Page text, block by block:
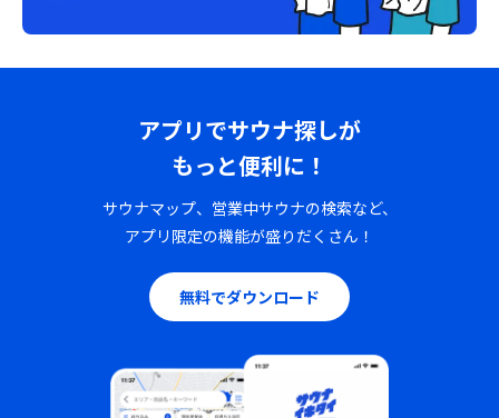
アプリでサウナ探しが
もっと便利に！
サウナマップ、営業中サウナの検索など、
アプリ限定の機能が盛りだくさん！
無料でダウンロード